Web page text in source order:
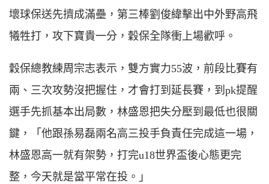
壞球保送先擠成滿壘，第三棒劉俊緯擊出中外野高飛
犧牲打，攻下寶貴一分，穀保全隊衝上場歡呼。
穀保總教練周宗志表示，雙方實力55波，前段比賽有
兩、三次攻勢沒把握住，才會打到延長賽，到pk提醒
選手先抓基本出局數，林盛恩把失分壓到最低也很關
鍵，「他跟孫易磊兩名高三投手負責任完成這一場，
林盛恩高一就有架勢，打完u18世界盃後心態更完
整，今天就是當平常在投。」